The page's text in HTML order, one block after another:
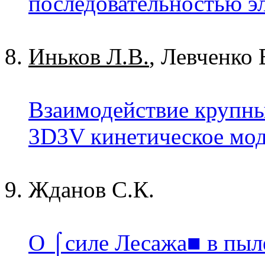
Иньков Л.В., Левченко
Взаимодействие
3D3V кинетическое
Жданов С.К.
О ⌠силе Лесажа■ в